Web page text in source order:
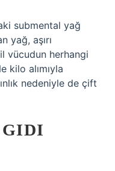
submental yağ
yağ, aşırı
vücudun herhangi
kilo alımıyla
nedeniyle de çift
GIDI